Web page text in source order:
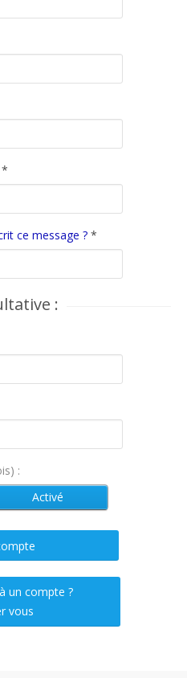
*
ce message ? *
:
:
un compte ?
vous